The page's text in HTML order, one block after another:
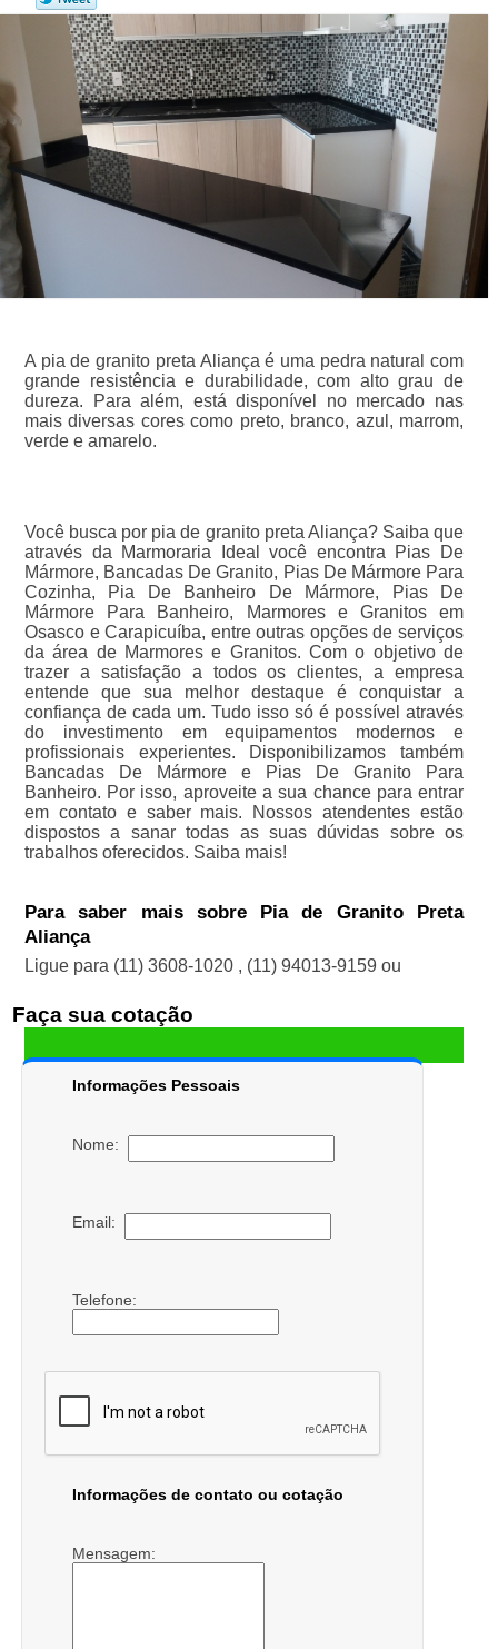
A pia de granito preta Aliança é uma pedra natural com
grande resistência e durabilidade, com alto grau de
dureza. Para além, está disponível no mercado nas
mais diversas cores como preto, branco, azul, marrom,
verde e amarelo.
Você busca por pia de granito preta Aliança? Saiba que
através da Marmoraria Ideal você encontra Pias De
Mármore, Bancadas De Granito, Pias De Mármore Para
Cozinha, Pia De Banheiro De Mármore, Pias De
Mármore Para Banheiro, Marmores e Granitos em
Osasco e Carapicuíba, entre outras opções de serviços
da área de Marmores e Granitos. Com o objetivo de
trazer a satisfação a todos os clientes, a empresa
entende que sua melhor destaque é conquistar a
confiança de cada um. Tudo isso só é possível através
do investimento em equipamentos modernos e
profissionais experientes. Disponibilizamos também
Bancadas De Mármore e Pias De Granito Para
Banheiro. Por isso, aproveite a sua chance para entrar
em contato e saber mais. Nossos atendentes estão
dispostos a sanar todas as suas dúvidas sobre os
trabalhos oferecidos. Saiba mais!
Para saber mais sobre Pia de Granito Preta
Aliança
Ligue para (11) 3608-1020 , (11) 94013-9159 ou
Faça sua cotação
Informações Pessoais
Nome:
Email:
Telefone:
Informações de contato ou cotação
Mensagem: